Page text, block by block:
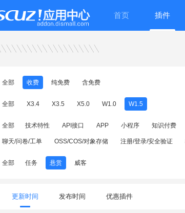
首页 插件
全部 收费 纯免费 含免费
全部 X3.4 X3.5 X5.0 W1.0 W1.5
全部 技术特性 API接口 APP 小程序 知识付费
聊天/问卷/工单 OSS/COS/对象存储 注册/登录/安全验证
全部 任务 悬赏 威客
更新时间 发布时间 优惠插件